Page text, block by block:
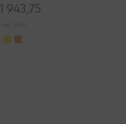
943,75